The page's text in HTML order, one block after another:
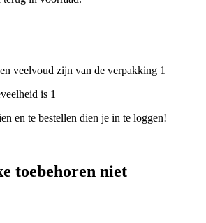
veelvoud zijn van de verpakking 1
is 1
en te bestellen dien je in te loggen!
toebehoren niet